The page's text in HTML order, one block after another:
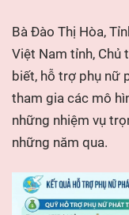
Bà Đào Thị Hòa,
Việt Nam tỉnh, Chủ
biết, hỗ trợ phụ nữ
tham gia các mô
những nhiệm vụ
những năm qua.